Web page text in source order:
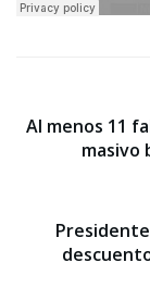
Al menos 11
masivo